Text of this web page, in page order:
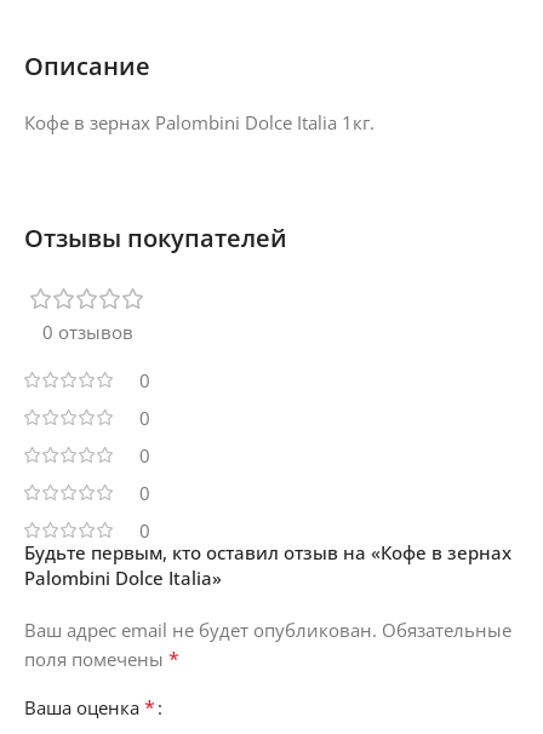
Описание
Кофе в зернах Palombini Dolce Italia 1кг.
Отзывы покупателей
0 отзывов
0
0
0
0
0
Будьте первым, кто оставил отзыв на «Кофе в зернах
Palombini Dolce Italia»
Ваш адрес email не будет опубликован. Обязательные
поля помечены *
Ваша оценка *